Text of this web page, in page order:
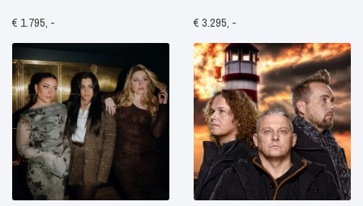
€ 1.795, - € 3.295, -